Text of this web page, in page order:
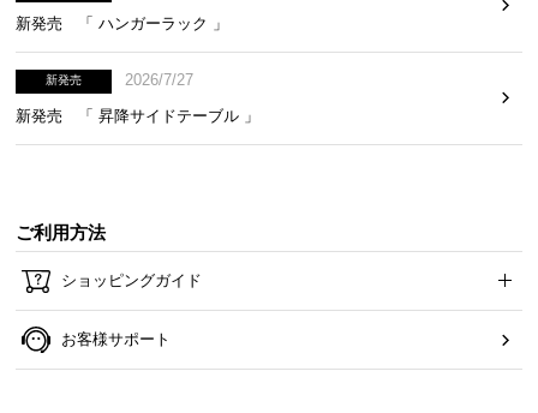
新発売 「 ハンガーラック 」
新発売
2026/7/27
新発売 「 昇降サイドテーブル 」
ご利用方法
ショッピングガイド
お客様サポート